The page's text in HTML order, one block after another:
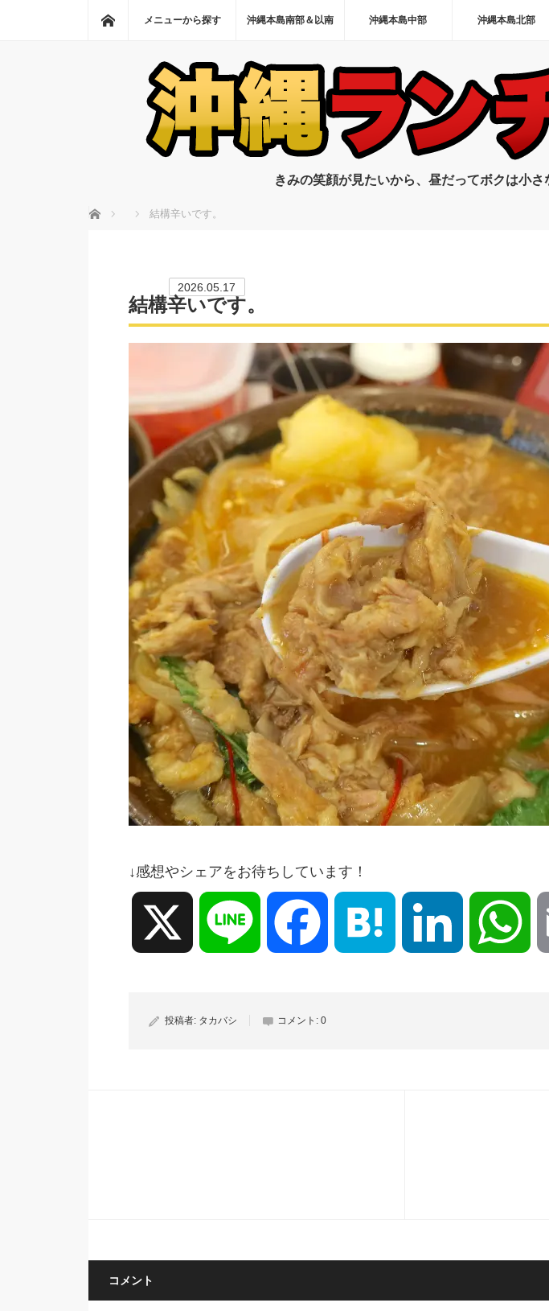
ホーム
メニューから探す 沖縄本島南部＆以南 沖縄本島中部 沖縄本島北部
きみの笑顔が見たいから、昼だってボクは小
ホーム 結構辛いです。
2026.05.17
結構辛いです。
↓感想やシェアをお待ちしています！
Line Facebook Hatena LinkedIn
投稿者: タカバシ コメント: 0
コメント